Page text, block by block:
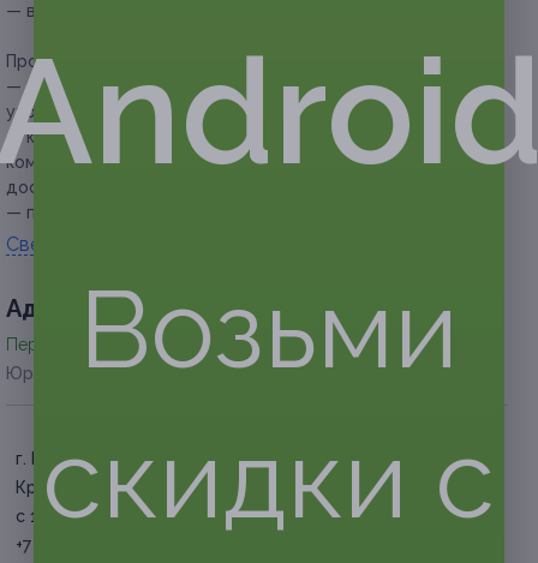
— в другие районы — уточняйте у оператора.
Прочие условия:
— время доставки до вашего адреса необходимо
уточнять у оператора;
— купон не распространяется на барное меню,
комплексные обеды и другие спецпредложения службы
доставки, не указанные на сайте;
— при получении заказа необходимо предъявить купон.
Свернуть
Адресa
Перейти на сайт партнера
Юридическая информация о партнёре
г. Краснодар, ул. Восточно-
Кругликовская, д. 69
с 11:00 до 22:00 ежедневно
+7 (938) 357-05-53, +7 (918)
Возьми
скидки с